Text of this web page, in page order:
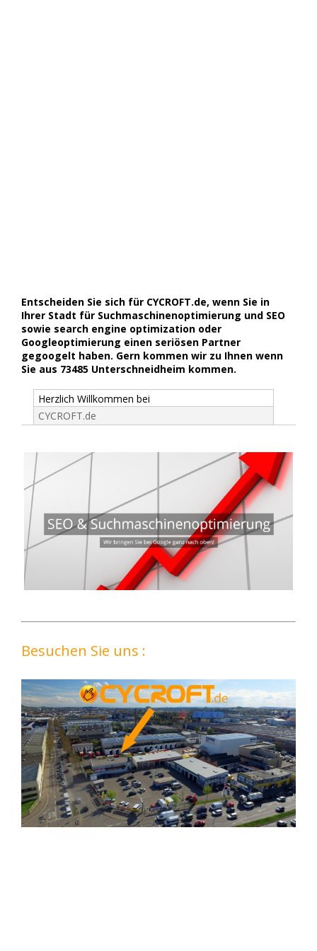
Entscheiden Sie sich für CYCROFT.de, wenn Sie in
Ihrer Stadt für Suchmaschinenoptimierung und SEO
sowie search engine optimization oder
Googleoptimierung einen seriösen Partner
gegoogelt haben. Gern kommen wir zu Ihnen wenn
Sie aus 73485 Unterschneidheim kommen.
Herzlich Willkommen bei
CYCROFT.de
Besuchen Sie uns :